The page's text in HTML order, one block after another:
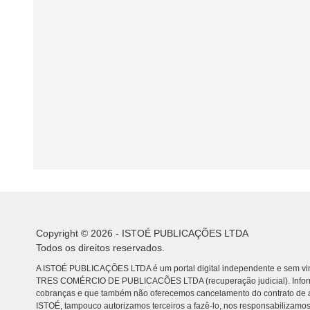
Copyright © 2026 - ISTOÉ PUBLICAÇÕES LTDA
Todos os direitos reservados.
A ISTOÉ PUBLICAÇÕES LTDA é um portal digital independente e sem
TRES COMÉRCIO DE PUBLICACÕES LTDA (recuperação judicial).
cobranças e que também não oferecemos cancelamento do contrato
ISTOÉ, tampouco autorizamos terceiros a fazê-lo, nos